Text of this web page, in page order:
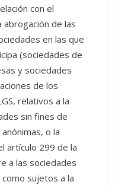
con el
de las
en las que
(sociedades de
y sociedades
de los
relativos a la
sin fines de
o la
artículo 299 de la
a las sociedades
sujetos a la